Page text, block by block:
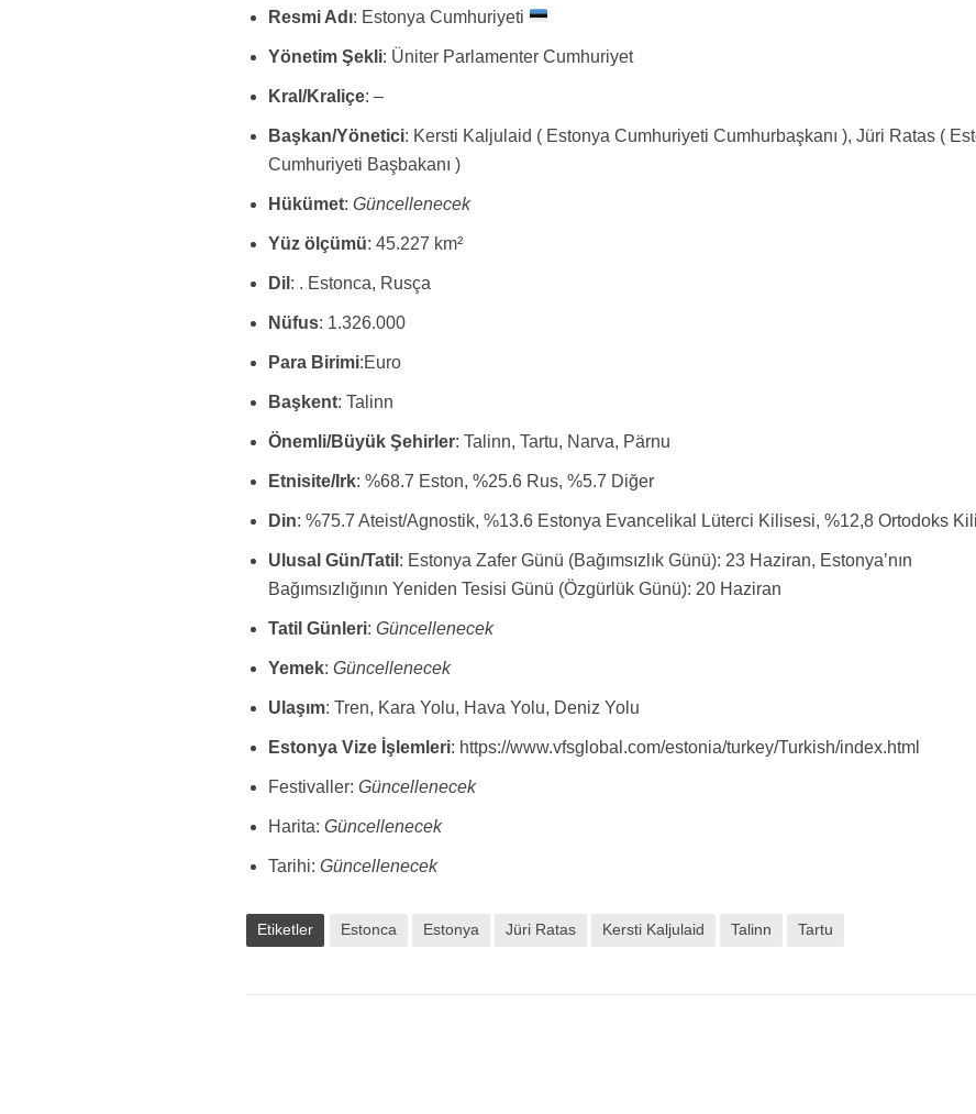
Resmi Adı: Estonya Cumhuriyeti
Yönetim Şekli: Üniter Parlamenter Cumhuriyet
Kral/Kraliçe: –
Başkan/Yönetici: Kersti Kaljulaid ( Estonya Cumhuriyeti Cumhurbaşkanı ), Jüri Ratas (
Cumhuriyeti Başbakanı )
Hükümet:Güncellenecek
Yüz ölçümü: 45.227 km²
Dil : . Estonca, Rusça
Nüfus: 1.326.000
Para Birimi:Euro
Başkent: Talinn
Önemli/Büyük Şehirler: Talinn, Tartu, Narva, Pärnu
Etnisite/Irk: %68.7 Eston, %25.6 Rus, %5.7 Diğer
Din: %75.7 Ateist/Agnostik, %13.6 Estonya Evancelikal Lüterci Kilisesi, %12,8 Ortodoks
Ulusal Gün/Tatil : Estonya Zafer Günü (Bağımsızlık Günü): 23 Haziran, Estonya’nın
Bağımsızlığının Yeniden Tesisi Günü (Özgürlük Günü): 20 Haziran
Tatil Günleri:Güncellenecek
Yemek:Güncellenecek
Ulaşım: Tren, Kara Yolu, Hava Yolu, Deniz Yolu
Estonya Vize İşlemleri: https://www.vfsglobal.com/estonia/turkey/Turkish/index.html
Festivaller:Güncellenecek
Harita:Güncellenecek
Tarihi:Güncellenecek
Etiketler Estonca Estonya Jüri Ratas Kersti Kaljulaid Talinn Tartu